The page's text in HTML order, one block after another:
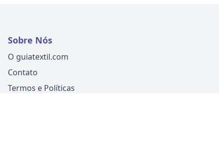
Sobre Nós
O guiatextil.com
Contato
Termos e Políticas